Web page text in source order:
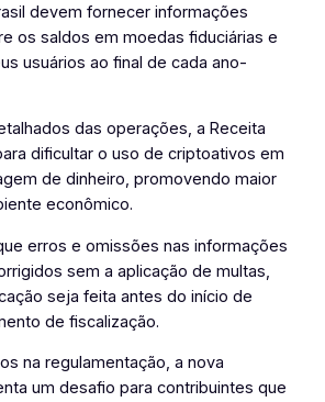
devem fornecer informações
os saldos em moedas fiduciárias e
usuários ao final de cada ano-
das operações, a Receita
dificultar o uso de criptoativos em
de dinheiro, promovendo maior
econômico.
erros e omissões nas informações
sem a aplicação de multas,
seja feita antes do início de
de fiscalização.
na regulamentação, a nova
um desafio para contribuintes que